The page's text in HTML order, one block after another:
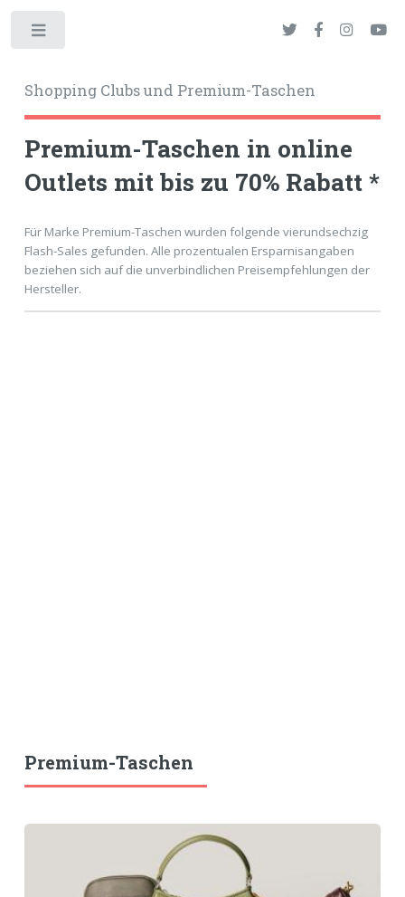
Shopping Clubs und Premium-Taschen
Premium-Taschen in online
Outlets mit bis zu 70% Rabatt *
Für Marke Premium-Taschen wurden folgende vierundsechzig
Flash-Sales gefunden. Alle prozentualen Ersparnisangaben
beziehen sich auf die unverbindlichen Preisempfehlungen der
Hersteller.
Premium-Taschen